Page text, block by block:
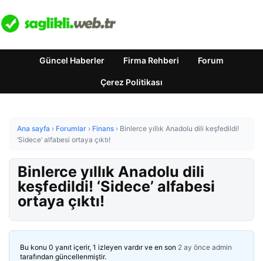
Güncel Haberler Firma Rehberi Forum
Çerez Politikası
Ana sayfa › Forumlar › Finans › Binlerce yıllık Anadolu dili keşfedildi!
‘Sidece’ alfabesi ortaya çıktı!
Binlerce yıllık Anadolu dili
keşfedildi! ‘Sidece’ alfabesi
ortaya çıktı!
Bu konu 0 yanıt içerir, 1 izleyen vardır ve en son 2 ay önce admin
tarafından güncellenmiştir.